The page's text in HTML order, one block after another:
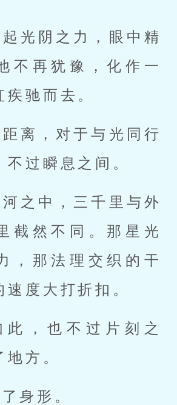
光阴之力，眼中精
不再犹豫，化作一
驰而去。
离，对于与光同行
不过瞬息之间。
之中，三千里与外
截然不同。那星光
，那法理交织的干
速度大打折扣。
此，也不过片刻之
方。
身形。